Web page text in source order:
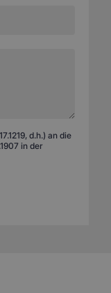
d.h.) an die
in der